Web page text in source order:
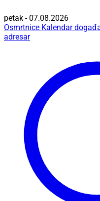
petak - 07.08.2026
Osmrtnice Kalendar
adresar